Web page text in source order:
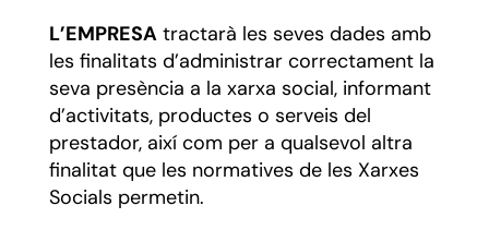
L’EMPRESAtractarà les seves dades amb
les finalitats d’administrar correctament la
seva presència a la xarxa social, informant
d’activitats, productes o serveis del
prestador, així com per a qualsevol altra
finalitat que les normatives de les Xarxes
Socials permetin.